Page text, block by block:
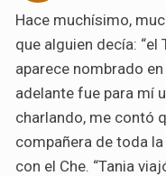
Hace muchísimo,
que alguien decía:
aparece nombrado
adelante fue para mí
charlando, me contó
compañera de toda
con el Che. “Tania